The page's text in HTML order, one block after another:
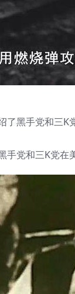
了黑手党和三
党和三K党在